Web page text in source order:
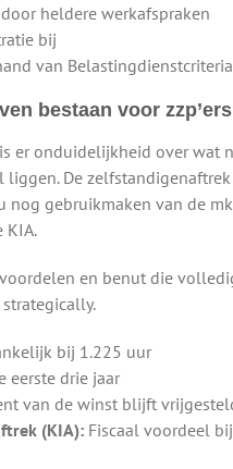
heldere werkafspraken
bij
van Belastingdienstcriteria
bestaan voor
er onduidelijkheid over wat
De
nog gebruikmaken van de
KIA.
en benut die
bij 1.225 uur
eerste drie jaar
van de winst blijft
(KIA): Fiscaal voordeel